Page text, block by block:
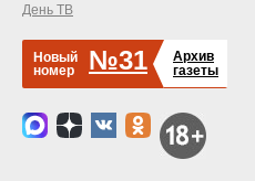
День ТВ
Новый
номер
№31
Архив
газеты